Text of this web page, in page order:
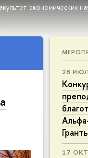
экономических
28
17